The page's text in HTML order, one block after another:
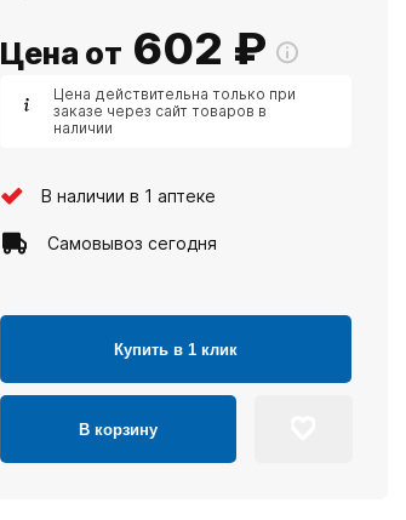
Цена от 602 ₽
Цена действительна только при
заказе через сайт товаров в
наличии
В наличии в 1 аптеке
Самовывоз сегодня
Купить в 1 клик
В корзину